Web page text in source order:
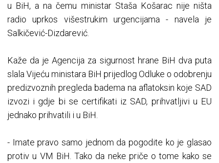
u BiH, a na čemu ministar Staša Košarac nije ništa
radio uprkos višestrukim urgencijama - navela je
Salkičević-Dizdarević.
Kaže da je Agencija za sigurnost hrane BiH dva puta
slala Vijeću ministara BiH prijedlog Odluke o odobrenju
predizvoznih pregleda badema na aflatoksin koje SAD
izvozi i gdje bi se certifikati iz SAD, prihvatljivi u EU
jednako prihvatili i u BiH.
- Imate pravo samo jednom da pogodite ko je glasao
protiv u VM BiH. Tako da neke priče o tome kako se